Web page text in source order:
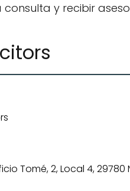
y recibir
Tomé, 2, Local 4, 29780